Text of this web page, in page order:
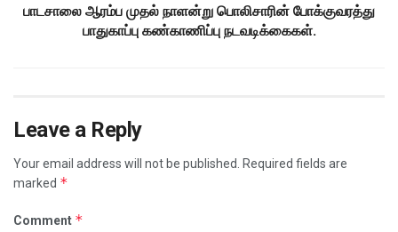
பாடசாலை ஆரம்ப முதல் நாளன்று பொலிசாரின் போக்குவரத்து
பாதுகாப்பு கண்காணிப்பு நடவடிக்கைகள்.
Leave a Reply
Your email address will not be published. Required fields are
marked *
Comment *